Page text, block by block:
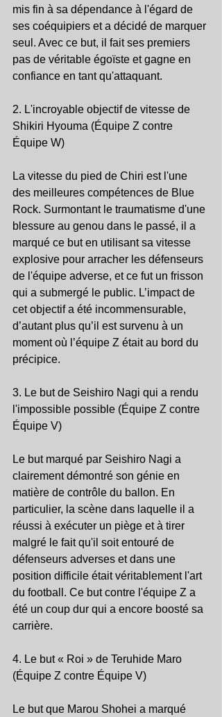
mis fin à sa dépendance à l'égard de
ses coéquipiers et a décidé de marquer
seul. Avec ce but, il fait ses premiers
pas de véritable égoïste et gagne en
confiance en tant qu'attaquant.
2. L'incroyable objectif de vitesse de
Shikiri Hyouma (Équipe Z contre
Équipe W)
La vitesse du pied de Chiri est l'une
des meilleures compétences de Blue
Rock. Surmontant le traumatisme d'une
blessure au genou dans le passé, il a
marqué ce but en utilisant sa vitesse
explosive pour arracher les défenseurs
de l'équipe adverse, et ce fut un frisson
qui a submergé le public. L’impact de
cet objectif a été incommensurable,
d’autant plus qu’il est survenu à un
moment où l’équipe Z était au bord du
précipice.
3. Le but de Seishiro Nagi qui a rendu
l'impossible possible (Équipe Z contre
Équipe V)
Le but marqué par Seishiro Nagi a
clairement démontré son génie en
matière de contrôle du ballon. En
particulier, la scène dans laquelle il a
réussi à exécuter un piège et à tirer
malgré le fait qu'il soit entouré de
défenseurs adverses et dans une
position difficile était véritablement l'art
du football. Ce but contre l'équipe Z a
été un coup dur qui a encore boosté sa
carrière.
4. Le but « Roi » de Teruhide Maro
(Équipe Z contre Équipe V)
Le but que Marou Shohei a marqué